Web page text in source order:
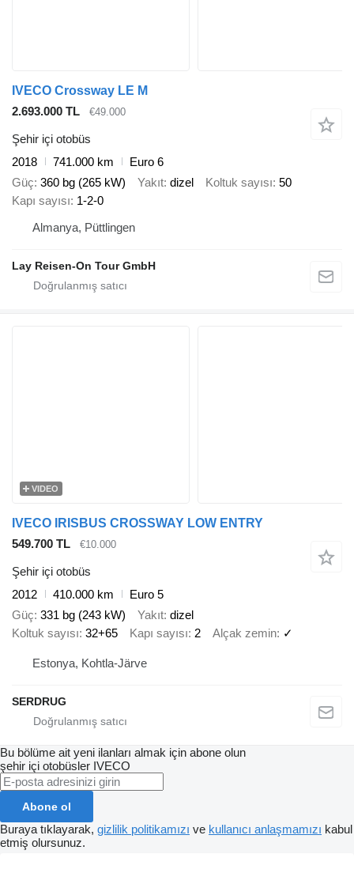
IVECO Crossway LE M
2.693.000 TL
€49.000
Şehir içi otobüs
2018
741.000 km
Euro 6
Güç 360 bg (265 kW) Yakıt dizel Koltuk sayısı 50
Kapı sayısı 1-2-0
Almanya, Püttlingen
Lay Reisen-On Tour GmbH
VIDEO
IVECO IRISBUS CROSSWAY LOW ENTRY
549.700 TL
€10.000
Şehir içi otobüs
2012
410.000 km
Euro 5
Güç 331 bg (243 kW) Yakıt dizel
Koltuk sayısı 32+65 Kapı sayısı 2 Alçak zemin ✓
Estonya, Kohtla-Järve
SERDRUG
Bu bölüme ait yeni ilanları almak için abone olun
şehir içi otobüsler IVECO
Abone ol
Buraya tıklayarak, gizlilik politikamızı ve kullanıcı anlaşmamızı kabul
etmiş olursunuz.